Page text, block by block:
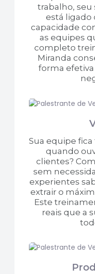
trabalho, seu
está ligado
capacidade
as equipes
completo
Miranda
forma
Sua equipe
quando
clientes?
sem
experientes
extrair o
Este
reais que a